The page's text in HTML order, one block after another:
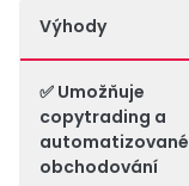
Výhody
✅ Umožňuje
copytrading a
automatizované
obchodování